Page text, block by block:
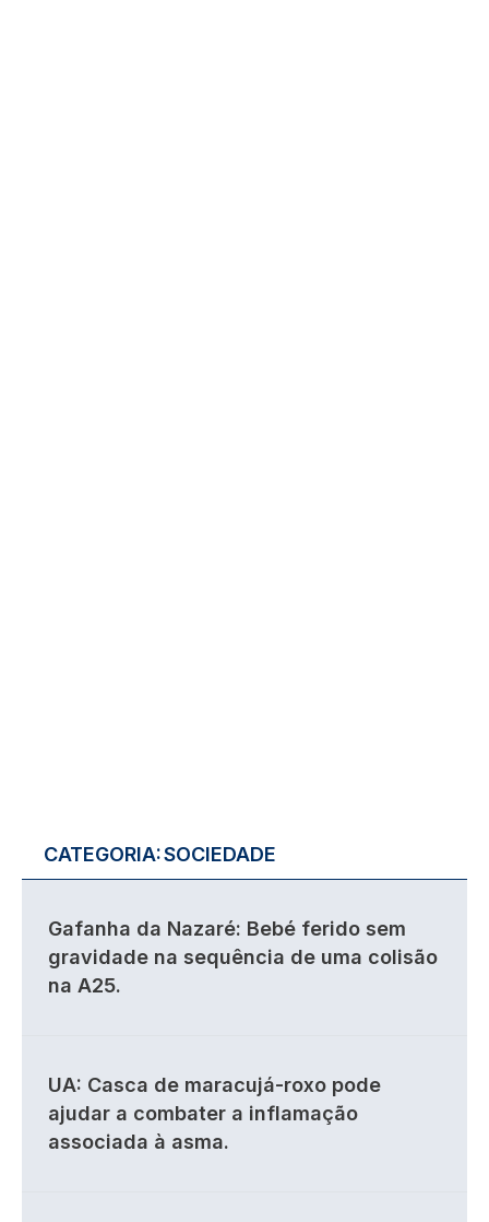
CATEGORIA:SOCIEDADE
Gafanha da Nazaré: Bebé ferido sem
gravidade na sequência de uma colisão
na A25.
UA: Casca de maracujá-roxo pode
ajudar a combater a inflamação
associada à asma.